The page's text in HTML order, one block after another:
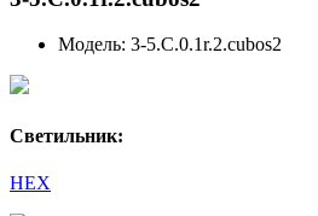
Модель: 3-5.C.0.1r.2.cubos2
Светильник:
HEX